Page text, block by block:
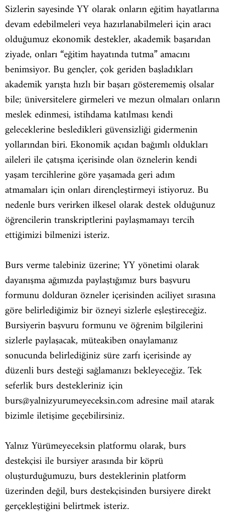
Sizlerin sayesinde YY olarak onların eğitim hayatlarına
devam edebilmeleri veya hazırlanabilmeleri için aracı
olduğumuz ekonomik destekler, akademik başarıdan
ziyade, onları “eğitim hayatında tutma” amacını
benimsiyor. Bu gençler, çok geriden başladıkları
akademik yarışta hızlı bir başarı gösterememiş olsalar
bile; üniversitelere girmeleri ve mezun olmaları onların
meslek edinmesi, istihdama katılması kendi
geleceklerine besledikleri güvensizliği gidermenin
yollarından biri. Ekonomik açıdan bağımlı oldukları
aileleri ile çatışma içerisinde olan öznelerin kendi
yaşam tercihlerine göre yaşamada geri adım
atmamaları için onları dirençleştirmeyi istiyoruz. Bu
nedenle burs verirken ilkesel olarak destek olduğunuz
öğrencilerin transkriptlerini paylaşmamayı tercih
ettiğimizi bilmenizi isteriz.
Burs verme talebiniz üzerine; YY yönetimi olarak
dayanışma ağımızda paylaştığımız burs başvuru
formunu dolduran özneler içerisinden aciliyet sırasına
göre belirlediğimiz bir özneyi sizlerle eşleştireceğiz.
Bursiyerin başvuru formunu ve öğrenim bilgilerini
sizlerle paylaşacak, müteakiben onaylamanız
sonucunda belirlediğiniz süre zarfı içerisinde ay
düzenli burs desteği sağlamanızı bekleyeceğiz. Tek
seferlik burs destekleriniz için
burs@yalnizyurumeyeceksin.comadresine mail atarak
bizimle iletişime geçebilirsiniz.
Yalnız Yürümeyeceksin platformu olarak, burs
destekçisi ile bursiyer arasında bir köprü
oluşturduğumuzu, burs desteklerinin platform
üzerinden değil, burs destekçisinden bursiyere direkt
gerçekleştiğini belirtmek isteriz.